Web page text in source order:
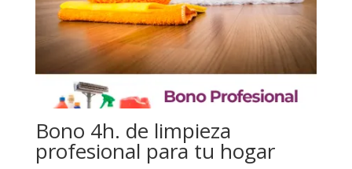
Bono 4h. de limpieza
profesional para tu hogar